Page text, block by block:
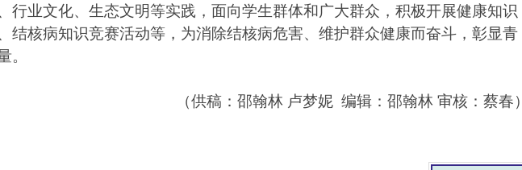
行业文化、生态文明等实践，面向学生群体和广大群众，积极开展健康知识
结核病知识竞赛活动等，为消除结核病危害、维护群众健康而奋斗，彰显青
。
（供稿：邵翰林 卢梦妮 编辑：邵翰林 审核：蔡春）